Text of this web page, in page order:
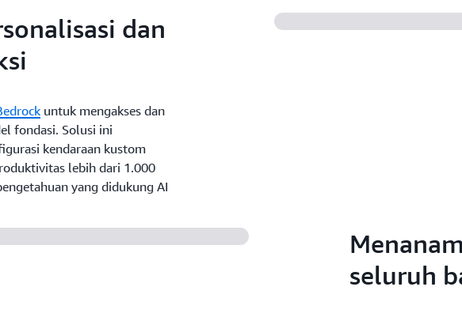
dan
untuk mengakses dan
fondasi. Solusi ini
kendaraan kustom
lebih dari 1.000
yang didukung AI
seluruh